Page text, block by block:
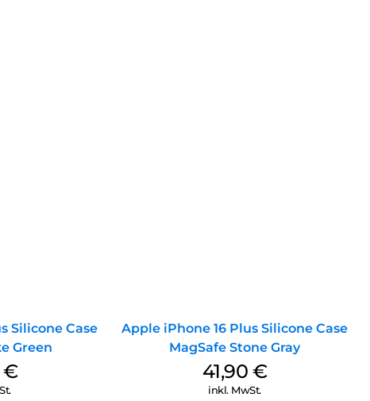
Silicone Case
Green
€
Apple iPhone 16 Plus Silicone Case
MagSafe Stone Gray
41,90 €
inkl. MwSt.